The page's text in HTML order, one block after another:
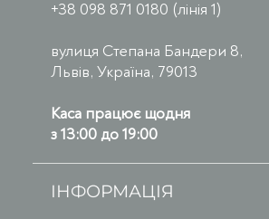
+38 098 871 0180 (лінія 1)
вулиця Степана Бандери 8,
Львів, Україна, 79013
Каса працює щодня
з 13:00 до 19:00
ІНФОРМАЦІЯ